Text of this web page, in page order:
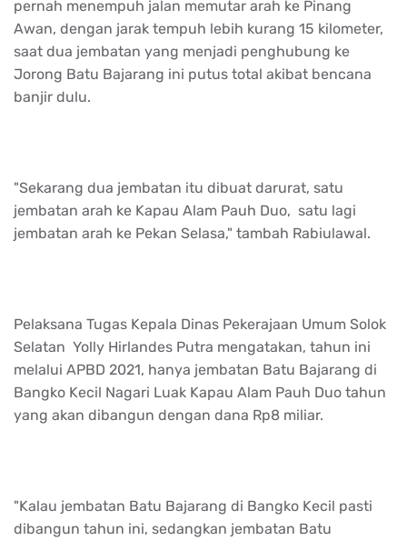
pernah menempuh jalan memutar arah ke Pinang
Awan, dengan jarak tempuh lebih kurang 15 kilometer,
saat dua jembatan yang menjadi penghubung ke
Jorong Batu Bajarang ini putus total akibat bencana
banjir dulu.
"Sekarang dua jembatan itu dibuat darurat, satu
jembatan arah ke Kapau Alam Pauh Duo, satu lagi
jembatan arah ke Pekan Selasa," tambah Rabiulawal.
Pelaksana Tugas Kepala Dinas Pekerajaan Umum Solok
Selatan Yolly Hirlandes Putra mengatakan, tahun ini
melalui APBD 2021, hanya jembatan Batu Bajarang di
Bangko Kecil Nagari Luak Kapau Alam Pauh Duo tahun
yang akan dibangun dengan dana Rp8 miliar.
"Kalau jembatan Batu Bajarang di Bangko Kecil pasti
dibangun tahun ini, sedangkan jembatan Batu